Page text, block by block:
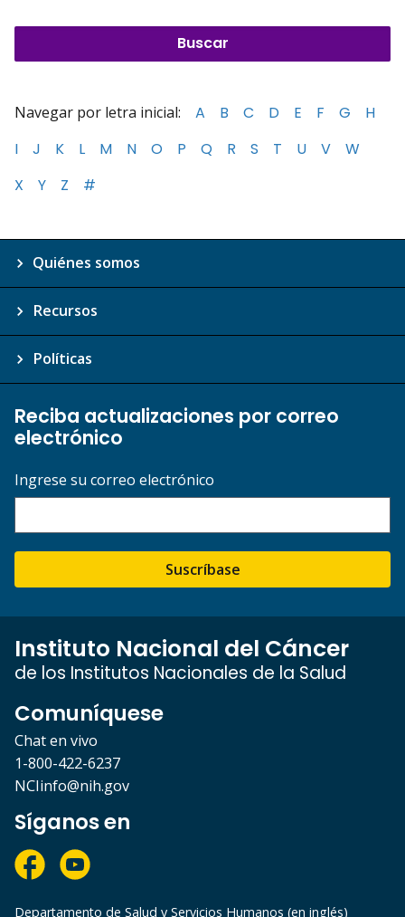
Navegar por letra inicial: A B C D E F G
H
I
J K L M N O P Q R S T U V
W
X
Y Z #
Quiénes somos
Recursos
Políticas
Reciba actualizaciones por correo
electrónico
Ingrese su correo electrónico
Suscríbase
Instituto Nacional del Cáncer
de los Institutos Nacionales de la Salud
Comuníquese
Chat en vivo
1-800-422-6237
NCIinfo@nih.gov
Síganos en
Departamento de Salud y Servicios Humanos (en inglés)